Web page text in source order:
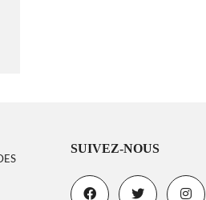
SUIVEZ-NOUS